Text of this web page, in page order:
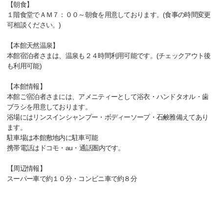
【朝食】
１階食堂でＡＭ７：００～朝食を用意しております。(食事の時間変更
可相談ください。)
【本館天然温泉】
本館宿泊者さまは、温泉も２４時間利用可能です。(チェックアウト後
も利用可能)
【本館情報】
本館ご宿泊者さまには、アメニティーとして浴衣・ハンドタオル・歯
ブラシを用意しております。
浴場にはリンスインシャンプー・ボディーソープ・石鹸雅備えてあり
ます。
駐車場は本館敷地内に駐車可能
携帯電話はドコモ・au・通話圏内です。
【周辺情報】
スーパー車で約１０分・コンビニ車で約８分